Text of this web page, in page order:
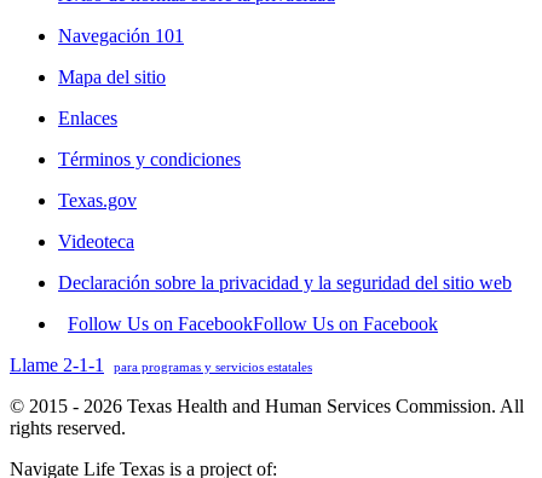
Navegación 101
Mapa del sitio
Enlaces
Términos y condiciones
Texas.gov
Videoteca
Declaración sobre la privacidad y la seguridad del sitio web
Follow Us on FacebookFollow Us on Facebook
Llame 2-1-1
para programas y servicios estatales
© 2015 - 2026 Texas Health and Human Services Commission. All
rights reserved.
Navigate Life Texas is a project of: